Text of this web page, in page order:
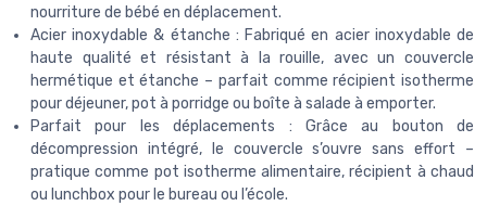
nourriture de bébé en déplacement.
Acier inoxydable & étanche : Fabriqué en acier inoxydable de
haute qualité et résistant à la rouille, avec un couvercle
hermétique et étanche – parfait comme récipient isotherme
pour déjeuner, pot à porridge ou boîte à salade à emporter.
Parfait pour les déplacements : Grâce au bouton de
décompression intégré, le couvercle s’ouvre sans effort –
pratique comme pot isotherme alimentaire, récipient à chaud
ou lunchbox pour le bureau ou l’école.